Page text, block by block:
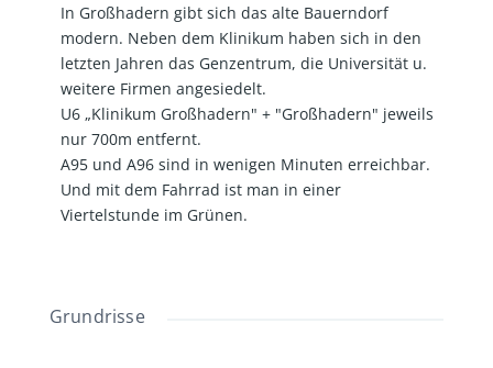
In Großhadern gibt sich das alte Bauerndorf
modern. Neben dem Klinikum haben sich in den
letzten Jahren das Genzentrum, die Universität u.
weitere Firmen angesiedelt.
U6 „Klinikum Großhadern" + "Großhadern" jeweils
nur 700m entfernt.
A95 und A96 sind in wenigen Minuten erreichbar.
Und mit dem Fahrrad ist man in einer
Viertelstunde im Grünen.
Grundrisse